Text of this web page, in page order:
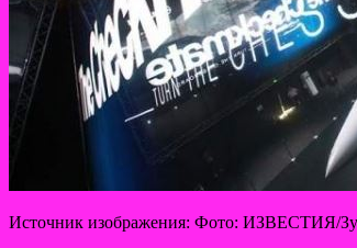
Источник изображения: Фото: ИЗВЕСТИЯ/